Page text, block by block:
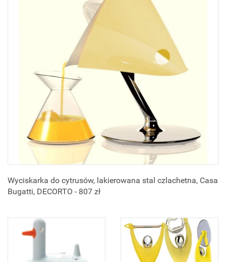
Wyciskarka do cytrusów, lakierowana stal czlachetna, Casa
Bugatti, DECORTO - 807 zł